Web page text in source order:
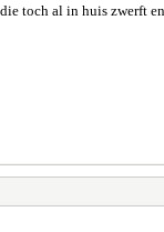
toch al in huis zwerft